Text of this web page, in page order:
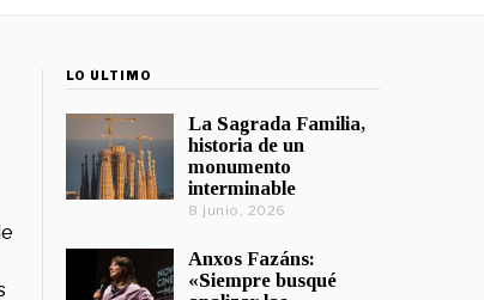
LO ÚLTIMO
La Sagrada Familia,
historia de un
monumento
interminable
8 junio, 2026
Anxos Fazáns:
«Siempre busqué